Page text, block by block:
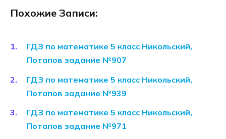
Похожие Записи:
ГДЗ по математике 5 класс Никольский,
Потапов задание №907
ГДЗ по математике 5 класс Никольский,
Потапов задание №939
ГДЗ по математике 5 класс Никольский,
Потапов задание №971